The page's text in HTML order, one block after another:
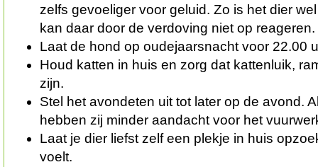
zelfs gevoeliger voor geluid. Zo is het dier
kan daar door de verdoving niet op reageren.
Laat de hond op oudejaarsnacht voor 22.00
Houd katten in huis en zorg dat kattenluik,
zijn.
Stel het avondeten uit tot later op de avond.
hebben zij minder aandacht voor het
Laat je dier liefst zelf een plekje in huis
voelt.